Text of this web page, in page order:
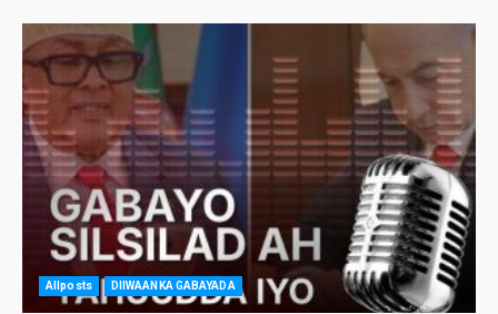
Allposts DIIWAANKA GABAYADA